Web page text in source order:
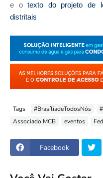
e otexto do projeto de
distritais
Tags #BrasíliadeTodosNós
Associado MCB
eventos
Facebook